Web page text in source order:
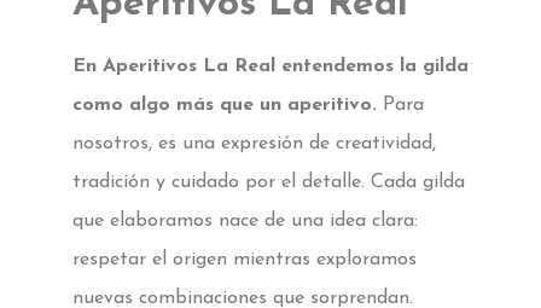
En Aperitivos La Real entendemos la gilda
como algo más que un aperitivo. Para
nosotros, es una expresión de creatividad,
tradición y cuidado por el detalle. Cada gilda
que elaboramos nace de una idea clara:
respetar el origen mientras exploramos
nuevas combinaciones que sorprendan.